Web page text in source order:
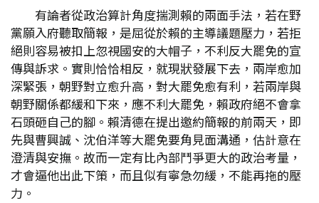
有論者從政治算計角度揣測賴的兩面手法，若在野
黨願入府聽取簡報，是屈從於賴的主導議題壓力，若拒
絕則容易被扣上忽視國安的大帽子，不利反大罷免的宣
傳與訴求。實則恰恰相反，就現狀發展下去，兩岸愈加
深緊張，朝野對立愈升高，對大罷免愈有利，若兩岸與
朝野關係都緩和下來，應不利大罷免，賴政府絕不會拿
石頭砸自己的腳。賴清德在提出邀約簡報的前兩天，即
先與曹興誠、沈伯洋等大罷免要角見面溝通，估計意在
澄清與安撫。故而一定有比內部鬥爭更大的政治考量，
才會逼他出此下策，而且似有寧急勿緩，不能再拖的壓
力。